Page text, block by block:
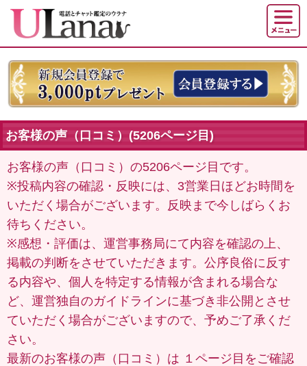
お客様の声（口コミ）(5206ページ目)
お客様の声（口コミ）の5206ページ目です。
※投稿内容の確認・反映には、3営業日ほどお時間を
いただく場合がございます。反映まで今しばらくお
待ちください。
※感想・評価は、運営事務局にて内容を確認の上、
掲載の判断をさせていただきます。公序良俗に反す
る内容や、個人を特定する情報が含まれる場合な
ど、運営独自のガイドラインに基づき非公開とさせ
ていただく場合がございますので、予めご了承くだ
さい。
最新のお客様の声（口コミ）は １ページ目 をご確認